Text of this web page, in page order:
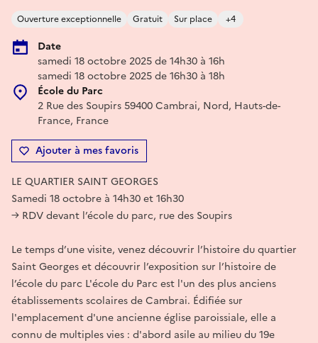
Ouverture exceptionnelle Gratuit Sur place +4
Date
samedi 18 octobre 2025 de 14h30 à 16h
samedi 18 octobre 2025 de 16h30 à 18h
École du Parc
2 Rue des Soupirs 59400 Cambrai, Nord, Hauts-de-
France, France
Ajouter à mes favoris
LE QUARTIER SAINT GEORGES
Samedi 18 octobre à 14h30 et 16h30
→ RDV devant l’école du parc, rue des Soupirs
Le temps d’une visite, venez découvrir l’histoire du quartier
Saint Georges et découvrir l’exposition sur l’histoire de
l’école du parc L'école du Parc est l'un des plus anciens
établissements scolaires de Cambrai. Édifiée sur
l'emplacement d'une ancienne église paroissiale, elle a
connu de multiples vies : d'abord asile au milieu du 19e